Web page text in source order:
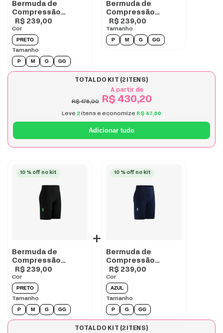
Bermuda de
Compressão
Masculina para
corrida com Bolsos
- BLACK
R$ 239,00
Cor
PRETO
Tamanho
P M G GG
Bermuda de
Compressão
Masculina para
corrida com Bolsos
VERDE
R$ 239,00
Tamanho
P M G GG
TOTAL DO KIT (2 ITENS)
R$ 478,00
A partir de
R$ 430,20
Leve 2 itens e economize R$ 47,80
Adicionar tudo
10 % off no kit
Bermuda de
Compressão
Masculina para
corrida com Bolsos
- BLACK
R$ 239,00
Cor
PRETO
Tamanho
P M G GG
+
10 % off no kit
Bermuda de
Compressão
Masculina para
corrida com Bolsos
Azul
R$ 239,00
Cor
AZUL
Tamanho
P G GG
TOTAL DO KIT (2 ITENS)